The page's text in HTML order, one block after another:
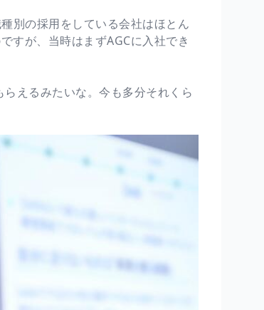
別の採用をしている会社はほとん
すが、当時はまずAGCに入社でき
えるみたいな。今も多分それくら